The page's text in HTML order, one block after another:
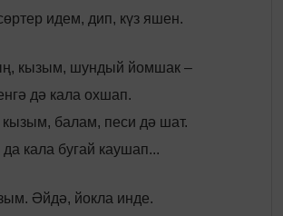
идем, дип, күз яшен.
кызым, шундый йомшак –
дә кала охшап.
балам, песи дә шат.
кала бугай каушап...
Әйдә, йокла инде.